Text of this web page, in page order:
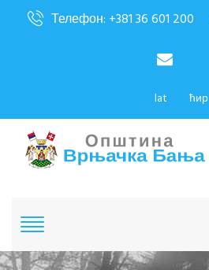
Телефон: +381 36 601 200
lat ћир